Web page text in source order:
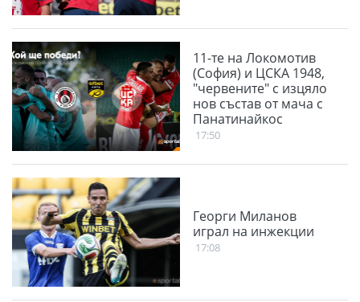
11-те на Локомотив
(София) и ЦСКА 1948,
"червените" с изцяло
нов състав от мача с
Панатинайкос
17:50
Георги Миланов
играл на инжекции
17:08